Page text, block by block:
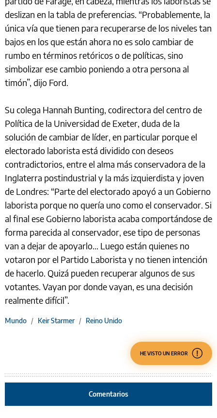
deslizan en la tabla de preferencias. “Probablemente, la
única vía que tienen para recuperarse de los niveles tan
bajos en los que están ahora no es solo cambiar de
rumbo en términos retóricos o de políticas, sino
simbolizar ese cambio poniendo a otra persona al
timón”, dijo Ford.
Su colega Hannah Bunting, codirectora del centro de
Política de la Universidad de Exeter, duda de la
solución de cambiar de líder, en particular porque el
electorado laborista está dividido con deseos
contradictorios, entre el alma más conservadora de la
Inglaterra postindustrial y la más izquierdista y joven
de Londres: “Parte del electorado apoyó a un Gobierno
laborista porque no quería uno como el conservador. Si
al final ese Gobierno laborista acaba comportándose de
forma parecida al conservador, ese tipo de personas
van a dejar de apoyarlo… Luego están quienes no
votaron por el Partido Laborista y no tienen intención
de hacerlo. Quizá pueden recuperar algunos de sus
votantes. Vayan por donde vayan, es una decisión
realmente difícil”.
Mundo / Keir Starmer / Reino Unido
HE VISTO UN ERROR
Comentarios